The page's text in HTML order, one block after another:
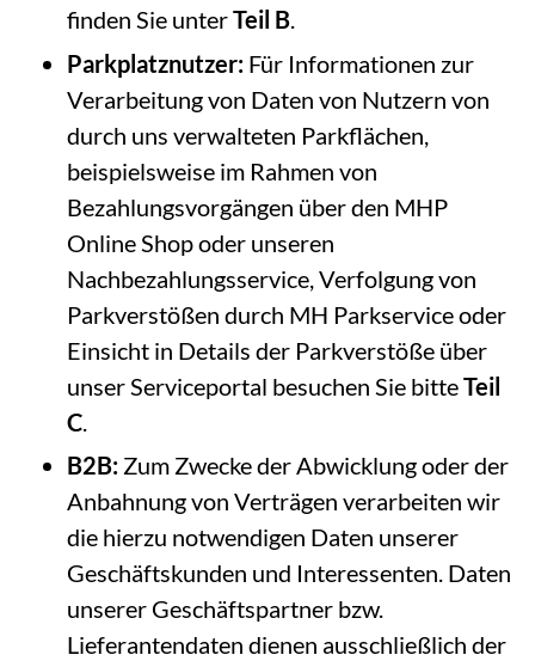
finden Sie unterTeil B.
Parkplatznutzer: Für Informationen zur
Verarbeitung von Daten von Nutzern von
durch uns verwalteten Parkflächen,
beispielsweise im Rahmen von
Bezahlungsvorgängen über den MHP
Online Shop oder unseren
Nachbezahlungsservice, Verfolgung von
Parkverstößen durch MH Parkservice oder
Einsicht in Details der Parkverstöße über
unser Serviceportal besuchen Sie bitteTeil
C.
B2B: Zum Zwecke der Abwicklung oder der
Anbahnung von Verträgen verarbeiten wir
die hierzu notwendigen Daten unserer
Geschäftskunden und Interessenten. Daten
unserer Geschäftspartner bzw.
Lieferantendaten dienen ausschließlich der